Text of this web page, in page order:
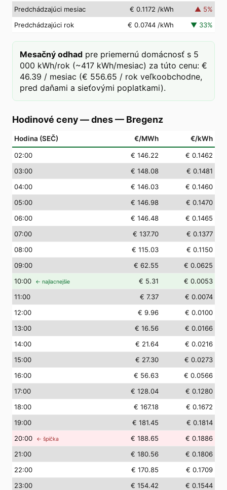
Predchádzajúci mesiac
€ 0.1172 /kWh ▲ 5%
Predchádzajúci rok
€ 0.0744 /kWh ▼ 33%
Mesačný odhad pre priemernú domácnosť s 5
000 kWh/rok (~417 kWh/mesiac) za túto cenu: €
46.39 / mesiac (€ 556.65 / rok veľkoobchodne,
pred daňami a sieťovými poplatkami).
Hodinové ceny — dnes— Bregenz
Hodina (SEČ) €/MWh €/kWh
02:00 € 146.22
€ 0.1462
03:00 € 148.08
€ 0.1481
04:00 € 146.03
€ 0.1460
05:00 € 146.98
€ 0.1470
06:00 € 146.48
€ 0.1465
07:00 € 137.70
€ 0.1377
08:00 € 115.03
€ 0.1150
09:00 € 62.55
€ 0.0625
10:00 ← najlacnejšie € 5.31
€ 0.0053
11:00 € 7.37
€ 0.0074
12:00 € 9.96
€ 0.0100
13:00 € 16.56
€ 0.0166
14:00 € 21.64
€ 0.0216
15:00 € 27.30
€ 0.0273
16:00 € 56.63
€ 0.0566
17:00 € 128.04
€ 0.1280
18:00 € 167.18
€ 0.1672
19:00 € 181.45
€ 0.1814
20:00 ← špička € 188.65
€ 0.1886
21:00 € 180.56
€ 0.1806
22:00 € 170.85
€ 0.1709
23:00 € 154.42
€ 0.1544